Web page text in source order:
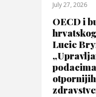
July 27, 2026
OECD i
Lucie